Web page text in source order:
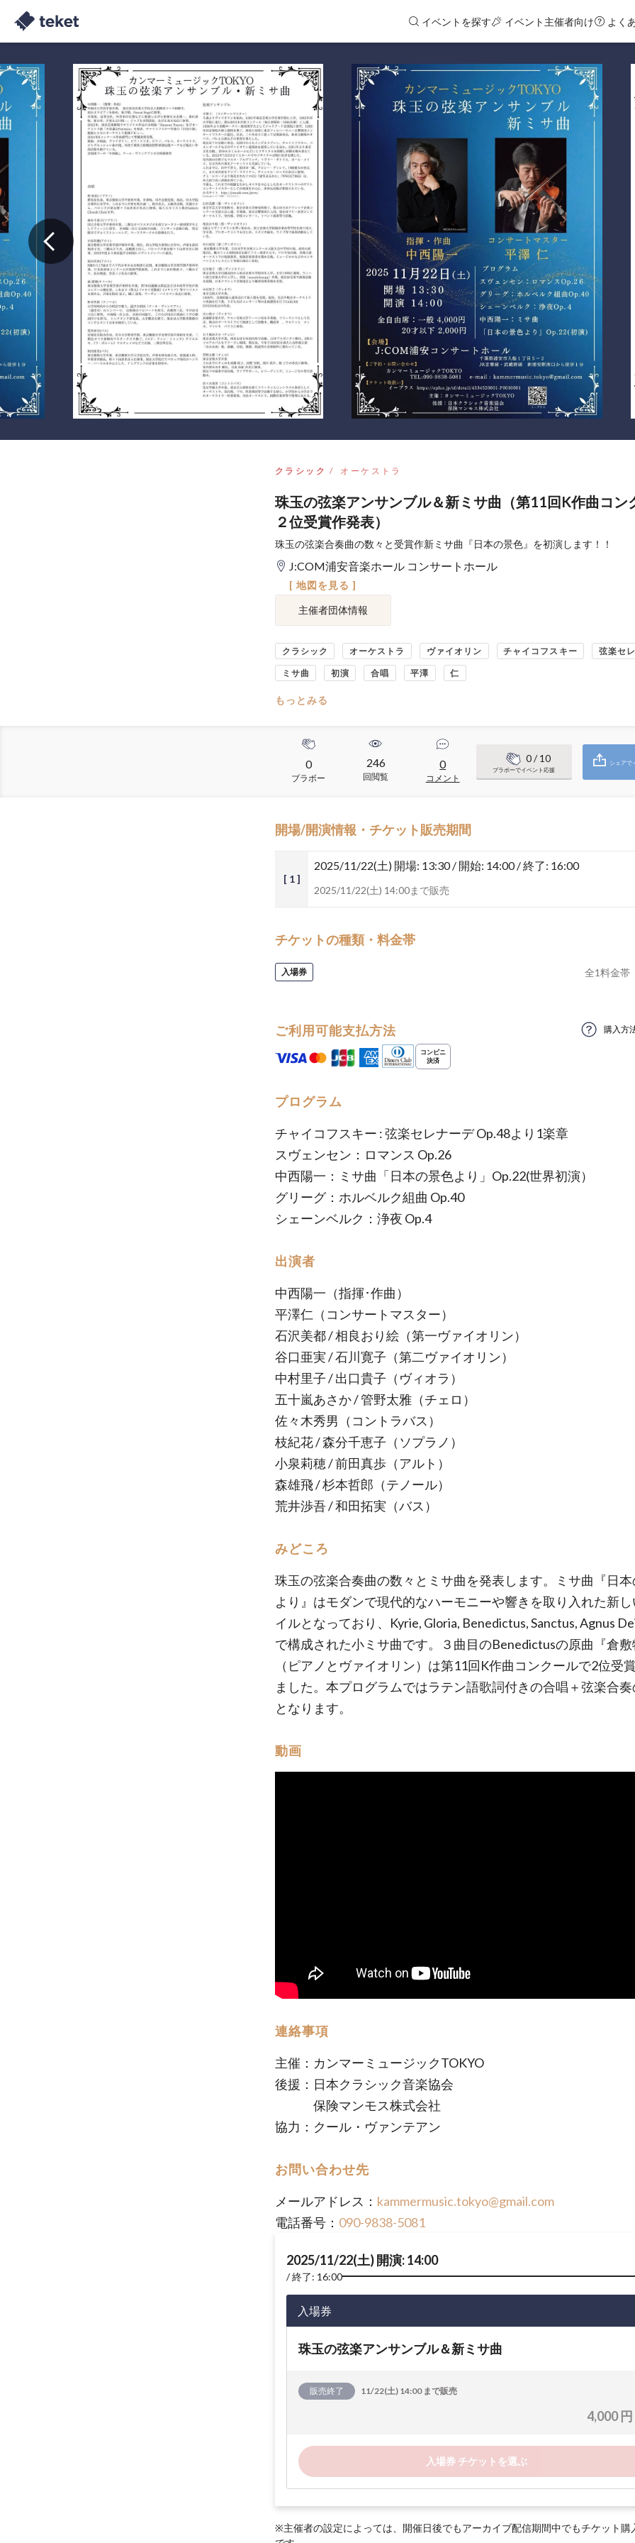
イベントを探す イベント主催者向け よく
クラシック オーケストラ
珠玉の弦楽アンサンブル＆新ミサ曲（第11回K作曲コン
２位受賞作発表）
珠玉の弦楽合奏曲の数々と受賞作新ミサ曲『日本の景色』を初演します！！
J:COM浦安音楽ホール コンサートホール
[ 地図を見る ]
主催者団体情報
クラシック オーケストラ ヴァイオリン チャイコフスキー 弦楽セ
ミサ曲 初演 合唱 平澤 仁
もっとみる
0
ブラボー
246
回閲覧
0
コメント
0/ 10
ブラボーでイベント応援
シェアで
開場/開演情報・チケット販売期間
[ 1 ]
2025/11/22(土) 開場: 13:30 / 開始: 14:00 / 終了: 16:00
2025/11/22(土) 14:00まで販売
チケットの種類・料金帯
入場券 全1料金帯
ご利用可能支払方法 購入方
プログラム
チャイコフスキー : 弦楽セレナーデ Op.48より1楽章
スヴェンセン：ロマンス Op.26
中西陽一：ミサ曲「日本の景色より」Op.22(世界初演）
グリーグ：ホルベルク組曲 Op.40
シェーンベルク：浄夜 Op.4
出演者
中西陽一（指揮･作曲）
平澤仁（コンサートマスター）
石沢美都 / 相良おり絵（第一ヴァイオリン）
谷口亜実 / 石川寛子（第二ヴァイオリン）
中村里子 / 出口貴子（ヴィオラ）
五十嵐あさか / 管野太雅（チェロ）
佐々木秀男（コントラバス）
枝紀花 / 森分千恵子（ソプラノ）
小泉莉穂 / 前田真歩（アルト）
森雄飛 / 杉本哲郎（テノール）
荒井渉吾 / 和田拓実（バス）
みどころ
珠玉の弦楽合奏曲の数々とミサ曲を発表します。ミサ曲『日
より』はモダンで現代的なハーモニーや響きを取り入れた新
イルとなっており、Kyrie, Gloria, Benedictus, Sanctus, Agnus
で構成された小ミサ曲です。３曲目のBenedictusの原曲『倉
（ピアノとヴァイオリン）は第11回K作曲コンクールで2位受
ました。本プログラムではラテン語歌詞付きの合唱＋弦楽合
となります。
動画
連絡事項
主催：カンマーミュージックTOKYO
後援：日本クラシック音楽協会
保険マンモス株式会社
協力：クール・ヴァンテアン
お問い合わせ先
メールアドレス： kammermusic.tokyo@gmail.com
電話番号： 090-9838-5081
2025/11/22(土) 開演: 14:00
終了: 16:00
入場券
珠玉の弦楽アンサンブル＆新ミサ曲
販売終了 11/22(土) 14:00 まで販売
4,000 円
入場券 チケットを選ぶ
※主催者の設定によっては、開催日後でもアーカイブ配信期間中でもチケット購